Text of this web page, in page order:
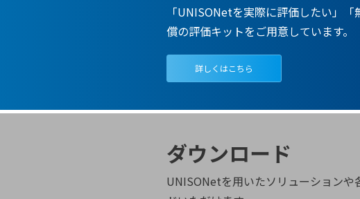
「UNISONetを実際に評価したい」
償の評価キットをご用意しています。
詳しくはこちら
ダウンロード
UNISONetを用いたソリューション